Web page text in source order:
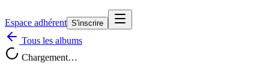
Espace adhérent S'inscrire
Tous les albums
Chargement…